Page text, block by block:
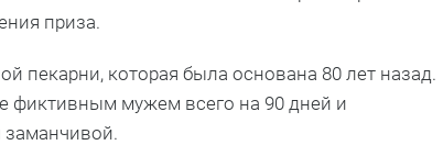
приза.
которая была основана 80 лет назад.
фиктивным мужем всего на 90 дней и
заманчивой.